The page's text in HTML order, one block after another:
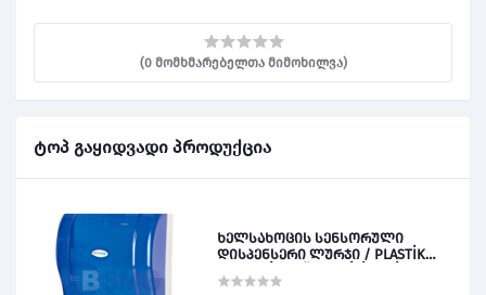
(0 მომხმარებელთა მიმოხილვა)
ტოპ გაყიდვადი პროდუქცია
ხელსახოცის სენსორული
დისპენსერი ლურჯი / PLASTİK